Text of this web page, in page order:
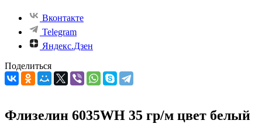
Вконтакте
Telegram
Яндекс.Дзен
Поделиться
Флизелин 6035WH 35 гр/м цвет белый